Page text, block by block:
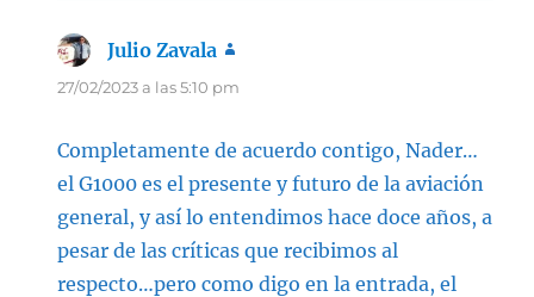
Julio Zavala
27/02/2023 a las 5:10 pm
Completamente de acuerdo contigo, Nader…
el G1000 es el presente y futuro de la aviación
general, y así lo entendimos hace doce años, a
pesar de las críticas que recibimos al
respecto…pero como digo en la entrada, el